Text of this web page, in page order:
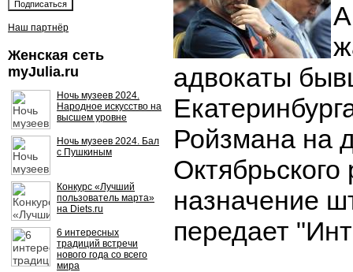
Наш партнёр
Женская сеть
myJulia.ru
Ночь музеев 2024.
Народное искусство на
высшем уровне
Ночь музеев 2024. Бал
с Пушкиным
Конкурс «Лучший
пользователь марта»
на Diets.ru
6 интересных
традиций встречи
нового года со всего
мира
адвокаты
Ройзмана на
Октябрьского
назначение
передает